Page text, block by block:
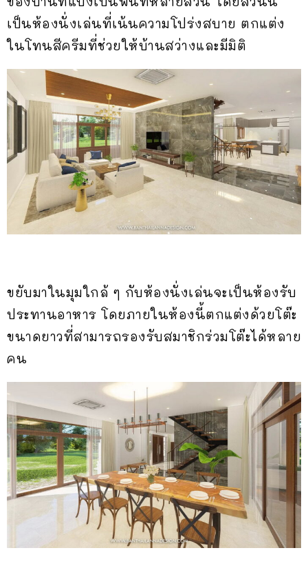
เป็นห้องนั่งเล่นที่เน้นความโปร่งสบาย ตกแต่ง
ในโทนสีครีมที่ช่วยให้บ้านสว่างและมีมิติ
ขยับมาในมุมใกล้ ๆ กับห้องนั่งเล่นจะเป็นห้องรับ
ประทานอาหาร โดยภายในห้องนี้ตกแต่งด้วยโต๊ะ
ขนาดยาวที่สามารถรองรับสมาชิกร่วมโต๊ะได้หลาย
คน